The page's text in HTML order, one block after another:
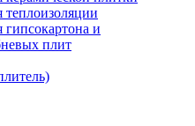
теплоизоляции
гипсокартона и
плит